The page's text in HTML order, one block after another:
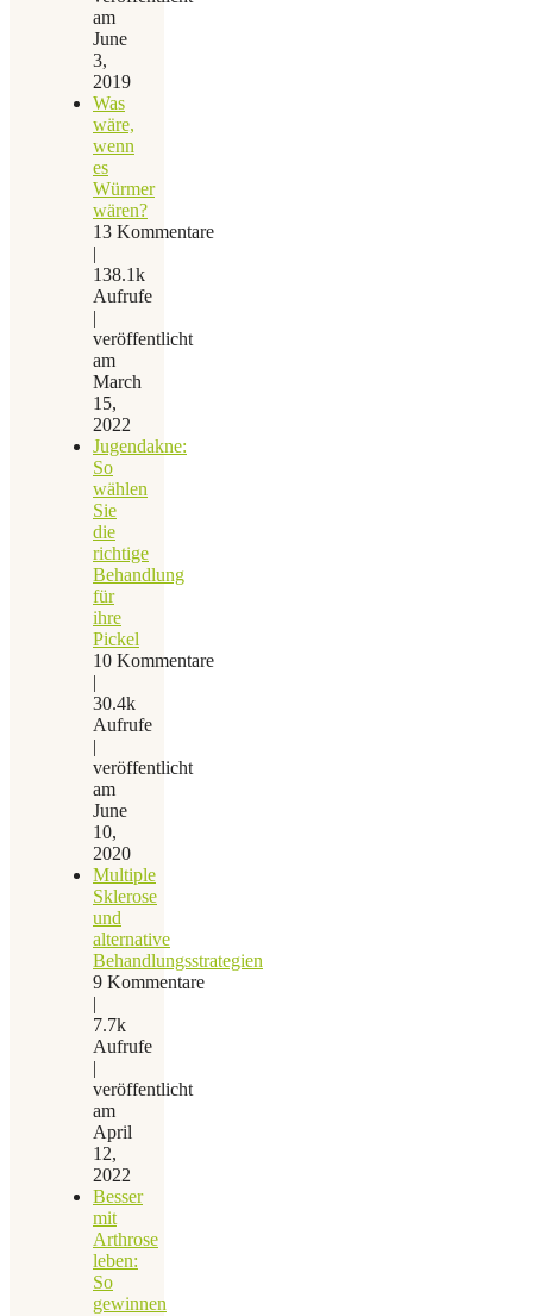
am
June
3,
2019
Was
wäre,
wenn
es
Würmer
wären?
13 Kommentare
|
138.1k
Aufrufe
|
veröffentlicht
am
March
15,
2022
Jugendakne:
So
wählen
Sie
die
richtige
Behandlung
für
ihre
Pickel
10 Kommentare
|
30.4k
Aufrufe
|
veröffentlicht
am
June
10,
2020
Multiple
Sklerose
und
alternative
Behandlungsstrategien
9 Kommentare
|
7.7k
Aufrufe
|
veröffentlicht
am
April
12,
2022
Besser
mit
Arthrose
leben:
So
gewinnen